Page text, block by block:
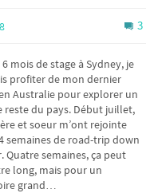
3
mois de stage à Sydney, je
profiter de mon dernier
Australie pour explorer un
reste du pays. Début juillet,
et soeur m’ont rejointe
semaines de road-trip down
Quatre semaines, ça peut
long, mais pour un
grand…